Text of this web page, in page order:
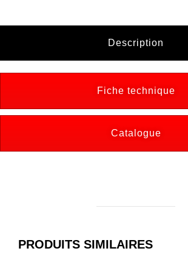
Description
Fiche technique
Catalogue
PRODUITS SIMILAIRES